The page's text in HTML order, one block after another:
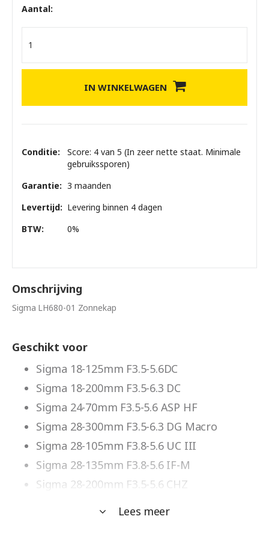
Aantal:
IN WINKELWAGEN
Conditie:
Score: 4 van 5 (In zeer nette staat. Minimale
gebruikssporen)
Garantie: 3 maanden
Levertijd: Levering binnen 4 dagen
BTW:
0%
Omschrijving
Sigma LH680-01 Zonnekap
Geschikt voor
Sigma 18-125mm F3.5-5.6DC
Sigma 18-200mm F3.5-6.3 DC
Sigma 24-70mm F3.5-5.6 ASP HF
Sigma 28-300mm F3.5-6.3 DG Macro
Sigma 28-105mm F3.8-5.6 UC III
Sigma 28-135mm F3.8-5.6 IF-M
Sigma 28-200mm F3.5-5.6 CHZ
Lees meer